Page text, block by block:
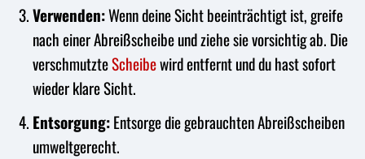
Verwenden:Wenn deine Sicht beeinträchtigt ist, greife
nach einer Abreißscheibe und ziehe sie vorsichtig ab. Die
verschmutzteScheibewird entfernt und du hast sofort
wieder klare Sicht.
Entsorgung:Entsorge die gebrauchten Abreißscheiben
umweltgerecht.